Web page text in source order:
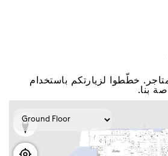
ﺧﻄّﻄﻮا ﻟﺰﻳﺎﺭﺗﻜﻢ ﺑﺎﺳﺘﺨﺪاﻡ
ﺑﻨﺎ.